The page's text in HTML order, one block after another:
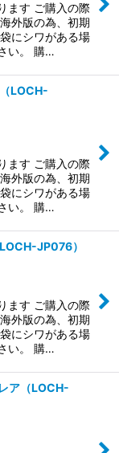
ます ご購入の際
外版の為、初期
にシワがある場
い。 購…
LOCH-
ます ご購入の際
外版の為、初期
にシワがある場
い。 購…
JP076）
ます ご購入の際
外版の為、初期
にシワがある場
い。 購…
ア（LOCH-